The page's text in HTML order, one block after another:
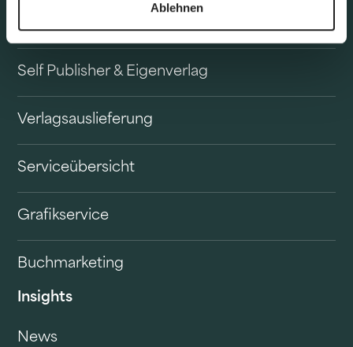
Ablehnen
Self Publisher & Eigenverlag
Verlagsauslieferung
Serviceübersicht
Grafikservice
Buchmarketing
Insights
News